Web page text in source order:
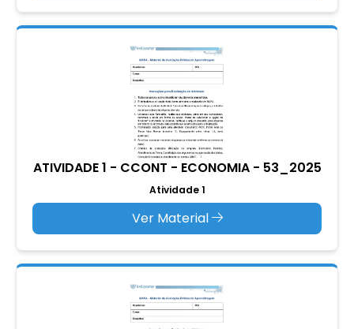
ATIVIDADE 1 - CCONT - ECONOMIA - 53_2025
Atividade 1
Ver Material